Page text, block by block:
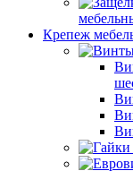
Крепеж